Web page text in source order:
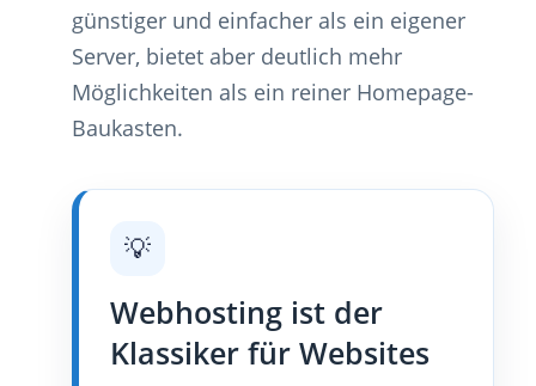
günstiger und einfacher als ein eigener
Server, bietet aber deutlich mehr
Möglichkeiten als ein reiner Homepage-
Baukasten.
💡
Webhosting ist der
Klassiker für Websites